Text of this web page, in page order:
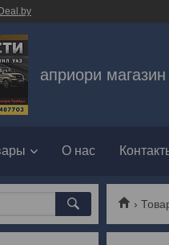
априори
О нас